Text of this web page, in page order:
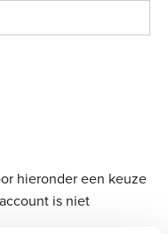
hieronder een keuze
is niet